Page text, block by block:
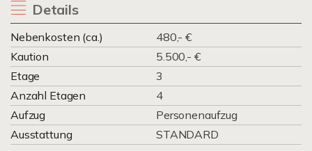
Details
Nebenkosten (ca.)
480,- €
Kaution
5.500,- €
Etage
3
Anzahl Etagen
4
Aufzug
Personenaufzug
Ausstattung
STANDARD